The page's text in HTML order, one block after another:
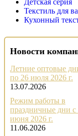
Детская серия
Текстиль для
Кухонный
Новости
Летние оптовые
по 26 июля 2026 г.
13.07.2026
Режим работы в
праздничные дни с
июня 2026 г.
11.06.2026